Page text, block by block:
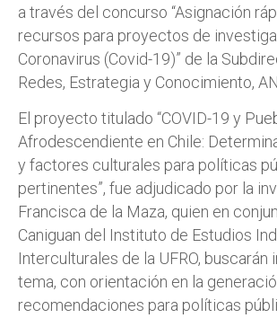
a través del concurso “Asignación
recursos para proyectos de
Coronavirus (Covid-19)” de la
Redes, Estrategia y Conocimiento,
El proyecto titulado “COVID-19 y
Afrodescendiente en Chile:
y factores culturales para políticas
pertinentes”, fue adjudicado por la
Francisca de la Maza, quien en
Caniguan del Instituto de Estudios
Interculturales de la UFRO, buscarán
tema, con orientación en la
recomendaciones para políticas